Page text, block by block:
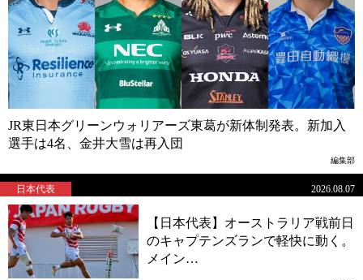
JR東日本グリーンウォリアーズ東葛が新体制発表。新加入
選手は4名、金井大雪は再入団
編集部
【日本代表】オーストラリア戦前日
のキャプテンズランで軽快に動く。
メイン…
日本代表 2026.08.07